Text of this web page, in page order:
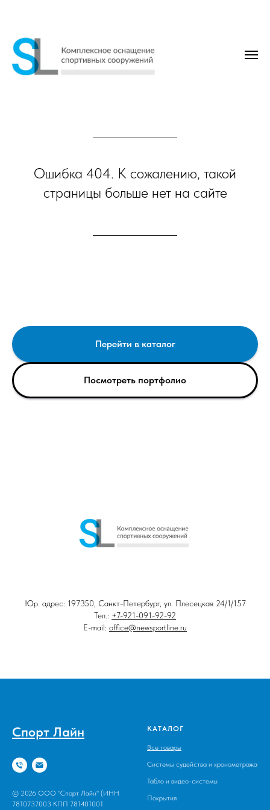
Ошибка 404. К сожалению, такой
страницы больше нет на сайте
Перейти в каталог
Посмотреть портфолио
Юр. адрес: 197350, Санкт-Петербург, ул. Плесецкая 24/1/157
Тел.: +7-921-091-92-92
E-mail: office@newsportline.ru
Спорт Лайн
© 2026 ООО "Спорт Лайн" (ИНН
7810737003 КПП 781401001
КАТАЛОГ
Все товары
Системы судейства и хронометража
Табло и видео-системы
Покрытия